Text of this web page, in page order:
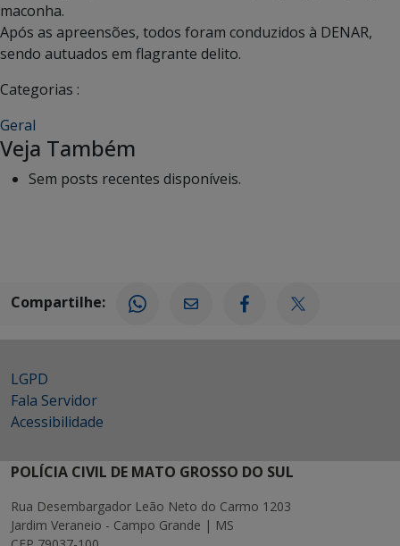
maconha.
Após as apreensões, todos foram conduzidos à DENAR,
sendo autuados em flagrante delito.
Categorias :
Geral
Veja Também
Sem posts recentes disponíveis.
Compartilhe:
LGPD
Fala Servidor
Acessibilidade
POLÍCIA CIVIL DE MATO GROSSO DO SUL
Rua Desembargador Leão Neto do Carmo 1203
Jardim Veraneio - Campo Grande | MS